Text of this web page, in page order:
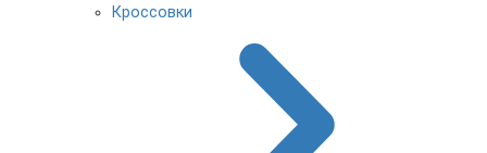
Кроссовки